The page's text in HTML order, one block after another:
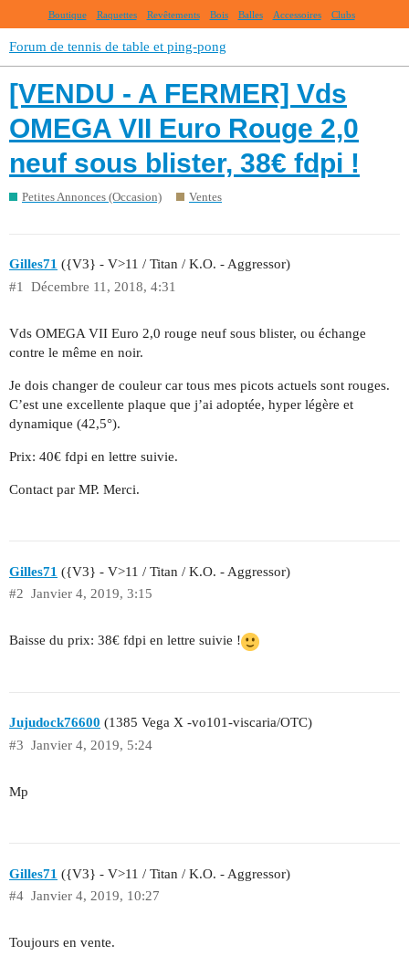
Boutique Raquettes Revêtements Bois Balles Accessoires Clubs
Forum de tennis de table et ping-pong
[VENDU - A FERMER] Vds
OMEGA VII Euro Rouge 2,0
neuf sous blister, 38€ fdpi !
Petites Annonces (Occasion) Ventes
Gilles71 ({V3} - V>11 / Titan / K.O. - Aggressor)
Décembre 11, 2018, 4:31
#1
Vds OMEGA VII Euro 2,0 rouge neuf sous blister, ou échange
contre le même en noir.
Je dois changer de couleur car tous mes picots actuels sont rouges.
C’est une excellente plaque que j’ai adoptée, hyper légère et
dynamique (42,5°).
Prix: 40€ fdpi en lettre suivie.
Contact par MP. Merci.
Gilles71 ({V3} - V>11 / Titan / K.O. - Aggressor)
Janvier 4, 2019, 3:15
#2
Baisse du prix: 38€ fdpi en lettre suivie !
Jujudock76600 (1385 Vega X -vo101-viscaria/OTC)
Janvier 4, 2019, 5:24
#3
Mp
Gilles71 ({V3} - V>11 / Titan / K.O. - Aggressor)
Janvier 4, 2019, 10:27
#4
Toujours en vente.